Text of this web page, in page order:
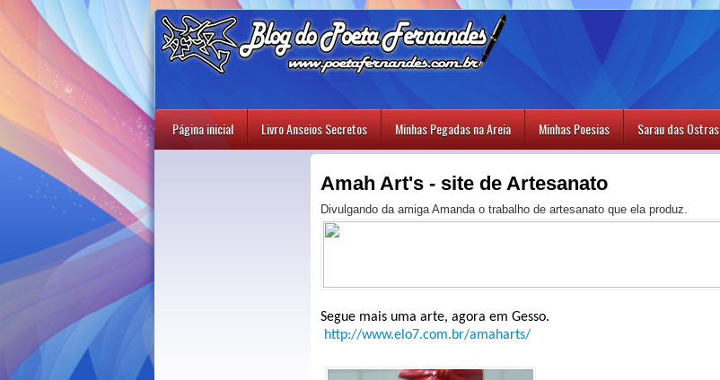
Página inicial Livro Anseios Secretos Minhas Pegadas na Areia Minhas Poesias Sarau das Ostras
Amah Art's - site de Artesanato
Divulgando da amiga Amanda o trabalho de artesanato que ela produz.
Segue mais uma arte, agora em Gesso.
http://www.elo7.com.br/amaharts/